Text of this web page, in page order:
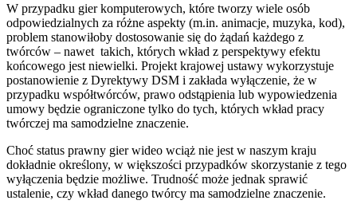
W przypadku gier komputerowych, które tworzy wiele osób
odpowiedzialnych za różne aspekty (m.in. animacje, muzyka, kod),
problem stanowiłoby dostosowanie się do żądań każdego z
twórców – nawet takich, których wkład z perspektywy efektu
końcowego jest niewielki. Projekt krajowej ustawy wykorzystuje
postanowienie z Dyrektywy DSM i zakłada wyłączenie, że w
przypadku współtwórców, prawo odstąpienia lub wypowiedzenia
umowy będzie ograniczone tylko do tych, których wkład pracy
twórczej ma samodzielne znaczenie.
Choć status prawny gier wideo wciąż nie jest w naszym kraju
dokładnie określony, w większości przypadków skorzystanie z tego
wyłączenia będzie możliwe. Trudność może jednak sprawić
ustalenie, czy wkład danego twórcy ma samodzielne znaczenie.